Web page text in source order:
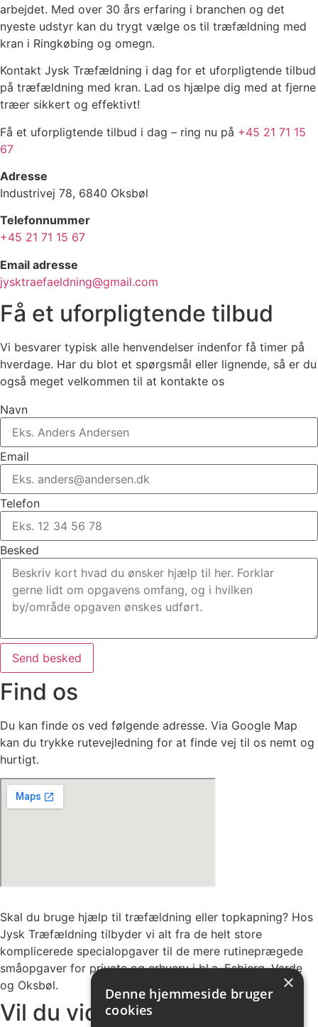
arbejdet. Med over 30 års erfaring i branchen og det
nyeste udstyr kan du trygt vælge os til træfældning med
kran i Ringkøbing og omegn.
Kontakt Jysk Træfældning i dag for et uforpligtende tilbud
på træfældning med kran. Lad os hjælpe dig med at fjerne
træer sikkert og effektivt!
Få et uforpligtende tilbud i dag – ring nu på +45 21 71 15
67
Adresse
Industrivej 78, 6840 Oksbøl
Telefonnummer
+45 21 71 15 67
Email adresse
jysktraefaeldning@gmail.com
Få et uforpligtende tilbud
Vi besvarer typisk alle henvendelser indenfor få timer på
hverdage. Har du blot et spørgsmål eller lignende, så er du
også meget velkommen til at kontakte os
Navn
Email
Telefon
Besked
Send besked
Find os
Du kan finde os ved følgende adresse. Via Google Map
kan du trykke rutevejledning for at finde vej til os nemt og
hurtigt.
Skal du bruge hjælp til træfældning eller topkapning? Hos
Jysk Træfældning tilbyder vi alt fra de helt store
komplicerede specialopgaver til de mere rutineprægede
småopgaver for private og erhverv i bl.a. Esbjerg, Varde
og Oksbøl.
Vil du vide mere?
×
Denne hjemmeside bruger
cookies